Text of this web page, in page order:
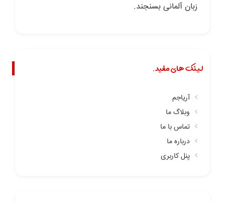
زبان آلمانی بسنجند.
لینک های مفید.
آریاجم
وبلاگ ما
تماس با ما
درباره ما
پنل کاربری